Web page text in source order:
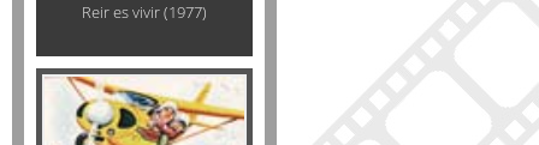
Reir es vivir (1977)